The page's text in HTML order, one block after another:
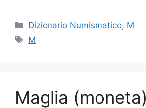
Categorie
Dizionario Numismatico, M
Tag
M
Maglia (moneta)